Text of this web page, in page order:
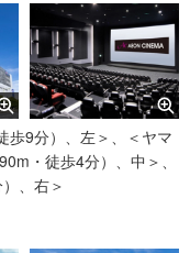
歩9分）、左＞、＜ヤマ
・徒歩4分）、中＞、
、右＞